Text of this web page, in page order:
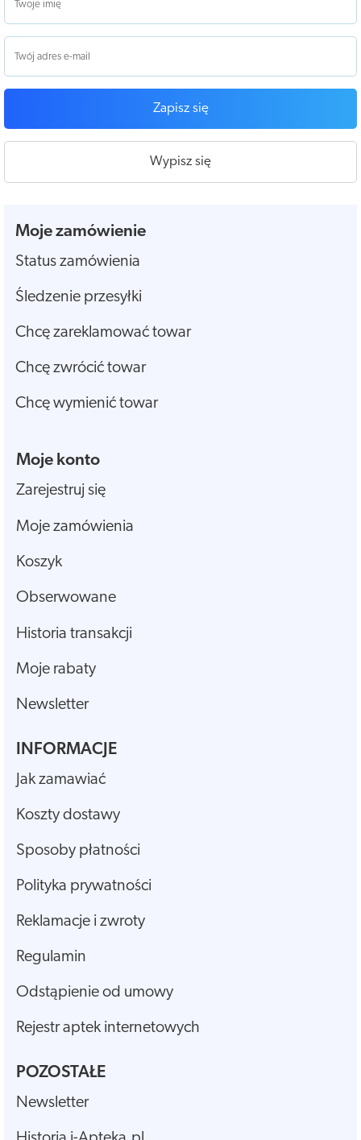
Zapisz się
Wypisz się
Moje zamówienie
Status zamówienia
Śledzenie przesyłki
Chcę zareklamować towar
Chcę zwrócić towar
Chcę wymienić towar
Moje konto
Zarejestruj się
Moje zamówienia
Koszyk
Obserwowane
Historia transakcji
Moje rabaty
Newsletter
INFORMACJE
Jak zamawiać
Koszty dostawy
Sposoby płatności
Polityka prywatności
Reklamacje i zwroty
Regulamin
Odstąpienie od umowy
Rejestr aptek internetowych
POZOSTAŁE
Newsletter